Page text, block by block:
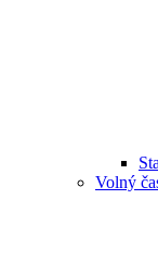
Volný